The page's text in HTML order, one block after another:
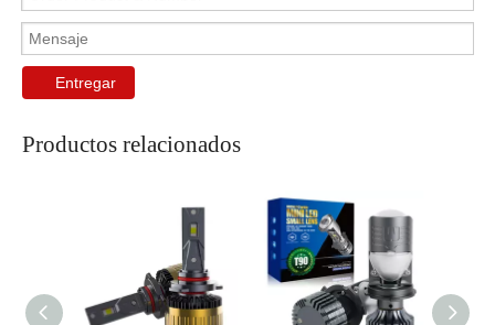
Entregar
Productos relacionados